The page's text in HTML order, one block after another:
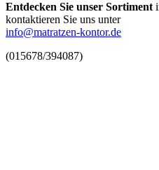
Entdecken Sie unser Sortiment
kontaktieren Sie uns unter
info@matratzen-kontor.de
(015678/394087)